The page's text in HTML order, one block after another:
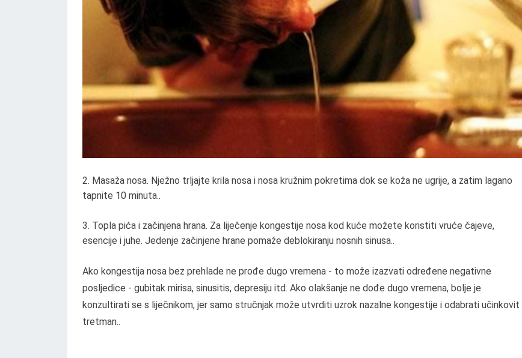
Masaža nosa. Nježno trljajte krila nosa i nosa kružnim pokretima dok se koža ne ugrije, a zatim lagano
tapnite 10 minuta..
Topla pića i začinjena hrana. Za liječenje kongestije nosa kod kuće možete koristiti vruće čajeve,
esencije i juhe. Jedenje začinjene hrane pomaže deblokiranju nosnih sinusa..
Ako kongestija nosa bez prehlade ne prođe dugo vremena - to može izazvati određene negativne
posljedice - gubitak mirisa, sinusitis, depresiju itd. Ako olakšanje ne dođe dugo vremena, bolje je
konzultirati se s liječnikom, jer samo stručnjak može utvrditi uzrok nazalne kongestije i odabrati učinkovit
tretman..